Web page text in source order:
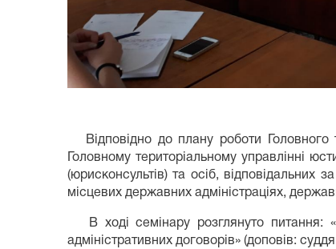
Відповідно до плану роботи Головного
Головному територіальному управлінні
(юрисконсультів) та осіб, відповідальних
місцевих державних адміністраціях,
В ході семінару розглянуто питання:
адміністративних договорів» (доповів: